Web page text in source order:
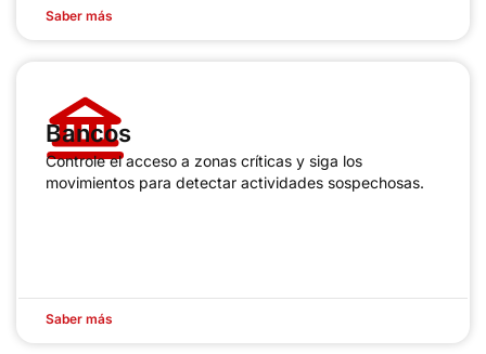
Saber más
Bancos
Controle el acceso a zonas críticas y siga los
movimientos para detectar actividades sospechosas.
Saber más